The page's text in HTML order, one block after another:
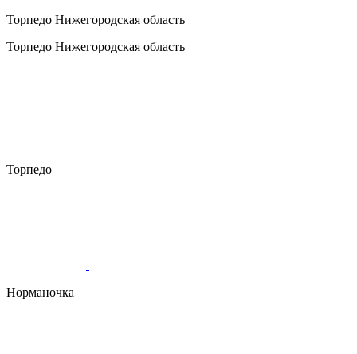
Торпедо Нижегородская область
Торпедо Нижегородская область
Торпедо
Норманочка